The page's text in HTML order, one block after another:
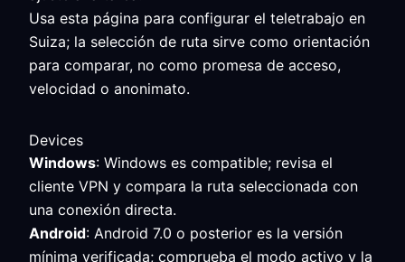
Usa esta página para configurar el teletrabajo en
Suiza; la selección de ruta sirve como orientación
para comparar, no como promesa de acceso,
velocidad o anonimato.
Devices
Windows: Windows es compatible; revisa el
cliente VPN y compara la ruta seleccionada con
una conexión directa.
Android: Android 7.0 o posterior es la versión
mínima verificada; comprueba el modo activo y la